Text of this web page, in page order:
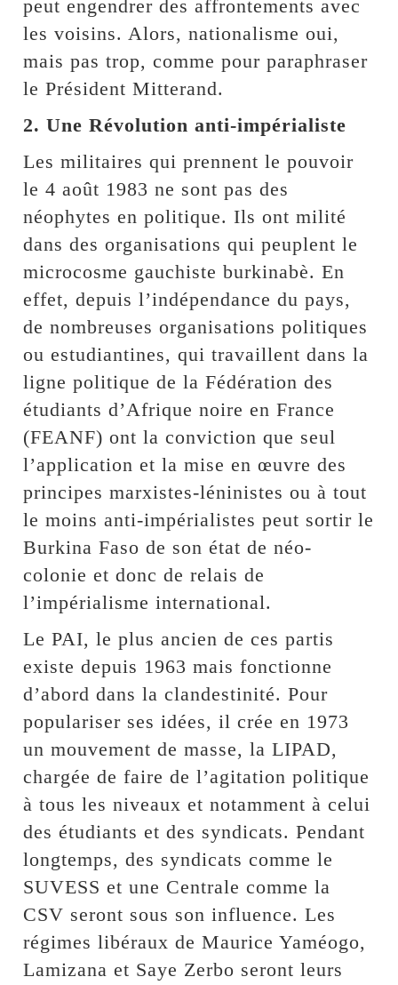
peut engendrer des affrontements avec
les voisins. Alors, nationalisme oui,
mais pas trop, comme pour paraphraser
le Président Mitterand.
2. Une Révolution anti-impérialiste
Les militaires qui prennent le pouvoir
le 4 août 1983 ne sont pas des
néophytes en politique. Ils ont milité
dans des organisations qui peuplent le
microcosme gauchiste burkinabè. En
effet, depuis l’indépendance du pays,
de nombreuses organisations politiques
ou estudiantines, qui travaillent dans la
ligne politique de la Fédération des
étudiants d’Afrique noire en France
(FEANF) ont la conviction que seul
l’application et la mise en œuvre des
principes marxistes-léninistes ou à tout
le moins anti-impérialistes peut sortir le
Burkina Faso de son état de néo-
colonie et donc de relais de
l’impérialisme international.
Le PAI, le plus ancien de ces partis
existe depuis 1963 mais fonctionne
d’abord dans la clandestinité. Pour
populariser ses idées, il crée en 1973
un mouvement de masse, la LIPAD,
chargée de faire de l’agitation politique
à tous les niveaux et notamment à celui
des étudiants et des syndicats. Pendant
longtemps, des syndicats comme le
SUVESS et une Centrale comme la
CSV seront sous son influence. Les
régimes libéraux de Maurice Yaméogo,
Lamizana et Saye Zerbo seront leurs